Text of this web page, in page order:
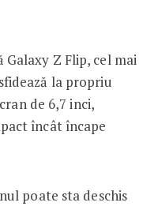
Galaxy Z Flip, cel mai
la propriu
de 6,7 inci,
încât încape
poate sta deschis